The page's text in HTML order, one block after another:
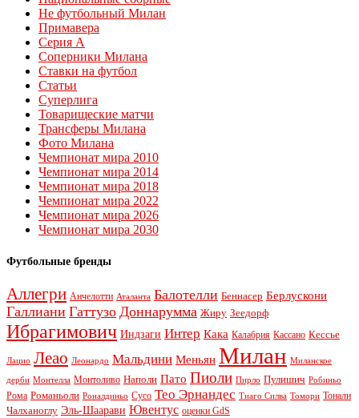
Не футбольный Милан
Примавера
Серия А
Соперники Милана
Ставки на футбол
Статьи
Суперлига
Товарищеские матчи
Трансферы Милана
Фото Милана
Чемпионат мира 2010
Чемпионат мира 2014
Чемпионат мира 2018
Чемпионат мира 2022
Чемпионат мира 2026
Чемпионат мира 2030
Футбольные бренды
Аллегри Анчелотти Аталанта Балотелли Беннасер Берлускони
Галлиани Гаттузо Доннарумма Жиру Зеедорф
Ибрагимович Индзаги Интер Кака Калабрия Кассано Кессье
Лацио Леао Леонардо Мальдини Меньян Милан Миланское
дерби Монтелла Монтоливо Наполи Пато Пиоли Пирло Пулишич Робиньо
Рома Романьоли Роналдиньо Сусо Тео Эрнандес Тиаго Силва Томори Тонали
Чалханоглу Эль-Шаарави Ювентус оценки GdS